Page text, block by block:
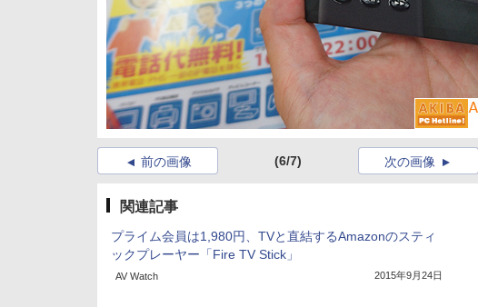
前の画像 (6/7) 次の画像
関連記事
プライム会員は1,980円、TVと直結するAmazonのスティ
ックプレーヤー「Fire TV Stick」
AV Watch 2015年9月24日